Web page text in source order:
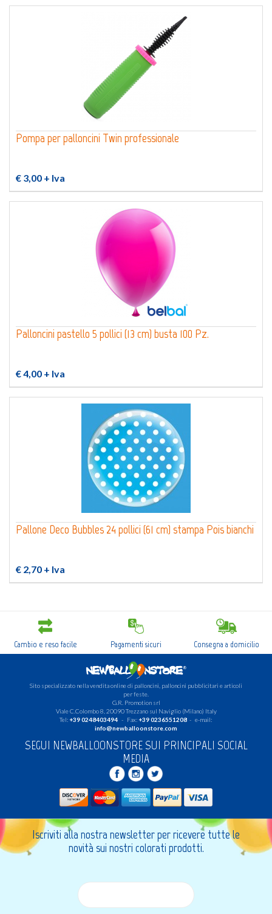
Pompa per palloncini Twin professionale
€ 3,00 + Iva
Palloncini pastello 5 pollici (13 cm) busta 100 Pz.
€ 4,00 + Iva
Pallone Deco Bubbles 24 pollici (61 cm) stampa Pois bianchi
€ 2,70 + Iva
Cambio e reso facile Pagamenti sicuri Consegna a domicilio
Sito specializzato nella vendita online di palloncini, palloncini pubblicitari e articoli
per feste.
G.R. Promotion srl
Viale C.Colombo 8, 20090 Trezzano sul Naviglio (Milano) Italy
Tel:+39 0248403494- Fax:+39 0236551208- e-mail:
info@newballoonstore.com
SEGUI NEWBALLOONSTORE SUI PRINCIPALI SOCIAL
MEDIA
Iscriviti alla nostra newsletter per ricevere tutte le
novità sui nostri colorati prodotti.